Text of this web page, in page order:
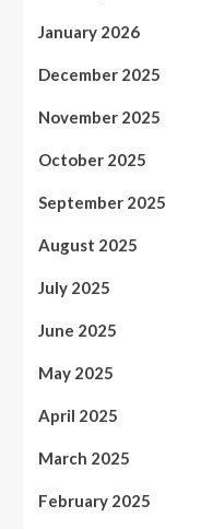
January 2026
December 2025
November 2025
October 2025
September 2025
August 2025
July 2025
June 2025
May 2025
April 2025
March 2025
February 2025